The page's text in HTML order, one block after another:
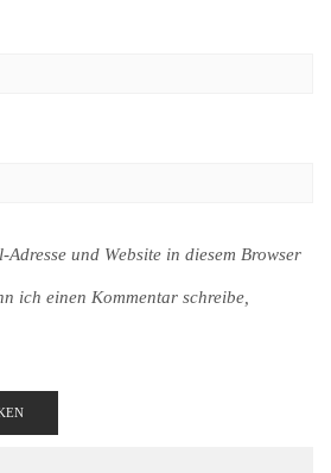
und Website in diesem Browser
ich einen Kommentar schreibe,